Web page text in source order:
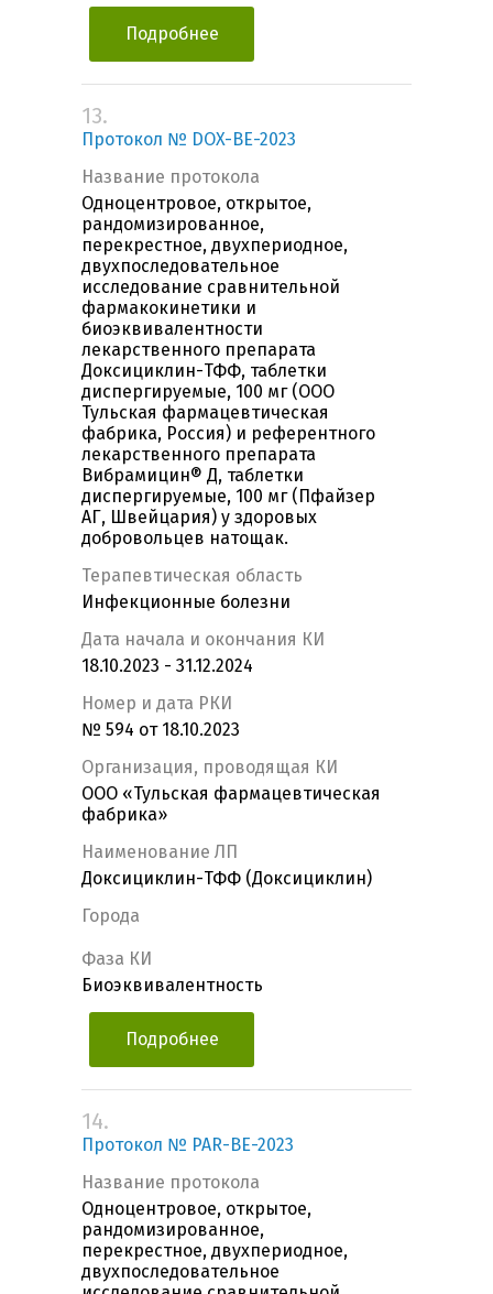
Подробнее
13.
Протокол № DOX-BE-2023
Название протокола
Одноцентровое, открытое,
рандомизированное,
перекрестное, двухпериодное,
двухпоследовательное
исследование сравнительной
фармакокинетики и
биоэквивалентности
лекарственного препарата
Доксициклин-ТФФ, таблетки
диспергируемые, 100 мг (ООО
Тульская фармацевтическая
фабрика, Россия) и референтного
лекарственного препарата
Вибрамицин® Д, таблетки
диспергируемые, 100 мг (Пфайзер
АГ, Швейцария) у здоровых
добровольцев натощак.
Терапевтическая область
Инфекционные болезни
Дата начала и окончания КИ
18.10.2023 - 31.12.2024
Номер и дата РКИ
№ 594 от 18.10.2023
Организация, проводящая КИ
ООО «Тульская фармацевтическая
фабрика»
Наименование ЛП
Доксициклин-ТФФ (Доксициклин)
Города
Фаза КИ
Биоэквивалентность
Подробнее
14.
Протокол № PAR-BE-2023
Название протокола
Одноцентровое, открытое,
рандомизированное,
перекрестное, двухпериодное,
двухпоследовательное